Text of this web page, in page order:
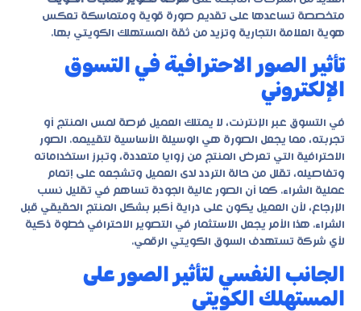
متخصصة تساعدها على تقديم صورة قوية ومتماسكة تعكس
هوية العلامة التجارية وتزيد من ثقة المستهلك الكويتي بها.
تأثير الصور الاحترافية في التسوق
الإلكتروني
في التسوق عبر الإنترنت، لا يمتلك العميل فرصة لمس المنتج أو
تجربته، مما يجعل الصورة هي الوسيلة الأساسية لتقييمه. الصور
الاحترافية التي تعرض المنتج من زوايا متعددة، وتبرز استخداماته
وتفاصيله، تقلل من حالة التردد لدى العميل وتشجعه على إتمام
عملية الشراء. كما أن الصور عالية الجودة تساهم في تقليل نسب
الإرجاع، لأن العميل يكون على دراية أكبر بشكل المنتج الحقيقي قبل
الشراء. هذا الأمر يجعل الاستثمار في التصوير الاحترافي خطوة ذكية
لأي شركة تستهدف السوق الكويتي الرقمي.
الجانب النفسي لتأثير الصور على
المستهلك الكويتي